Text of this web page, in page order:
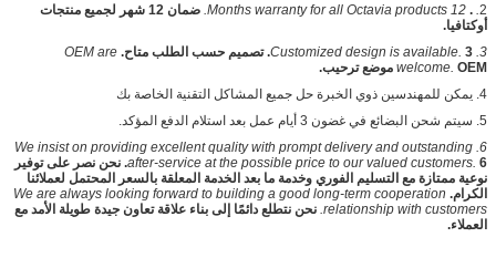
2
.
.
12 Months warranty for all Octavia products.
ضمان 12 شهر لجميع منتجات
أوكتافيا.
3. Customized design is available. 3. تصميم حسب الطلب متاح.
OEM are
welcome. OEM موضع ترحيب.
4. يمكن للمهندسين ذوي الخبرة حل جميع المشاكل التقنية الخاصة بك
5. سيتم شحن البضائع في غضون 3 أيام عمل بعد استلام الدفع المؤكد.
6. We insist on providing excellent quality with prompt delivery and outstanding
after-service at the possible price to our valued customers.6. نحن نصر على توفير
نوعية ممتازة مع التسليم الفوري وخدمة ما بعد الخدمة المعلقة بالسعر المحتمل لعملائنا
الكرام. We are always looking forward to building a good long-term cooperation
relationship with customers. نحن نتطلع دائمًا إلى بناء علاقة تعاون جيدة طويلة الأمد مع
العملاء.